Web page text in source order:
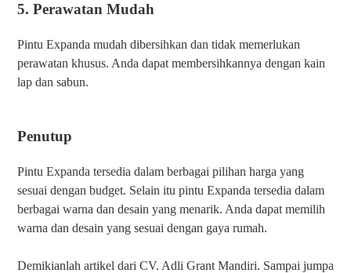
5. Perawatan Mudah
Pintu Expanda mudah dibersihkan dan tidak memerlukan
perawatan khusus. Anda dapat membersihkannya dengan kain
lap dan sabun.
Penutup
Pintu Expanda tersedia dalam berbagai pilihan harga yang
sesuai dengan budget. Selain itu pintu Expanda tersedia dalam
berbagai warna dan desain yang menarik. Anda dapat memilih
warna dan desain yang sesuai dengan gaya rumah.
Demikianlah artikel dari CV. Adli Grant Mandiri. Sampai jumpa